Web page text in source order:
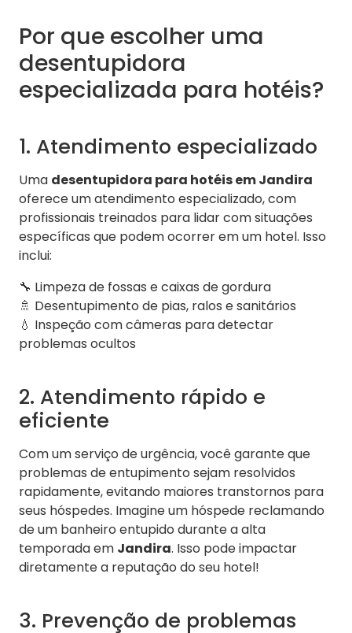
Por que escolher uma
desentupidora
especializada para hotéis?
1. Atendimento especializado
Uma desentupidora para hotéis em Jandira
oferece um atendimento especializado, com
profissionais treinados para lidar com situações
específicas que podem ocorrer em um hotel. Isso
inclui:
🔧 Limpeza de fossas e caixas de gordura
🚿 Desentupimento de pias, ralos e sanitários
💧 Inspeção com câmeras para detectar
problemas ocultos
2. Atendimento rápido e
eficiente
Com um serviço de urgência, você garante que
problemas de entupimento sejam resolvidos
rapidamente, evitando maiores transtornos para
seus hóspedes. Imagine um hóspede reclamando
de um banheiro entupido durante a alta
temporada em Jandira. Isso pode impactar
diretamente a reputação do seu hotel!
3. Prevenção de problemas